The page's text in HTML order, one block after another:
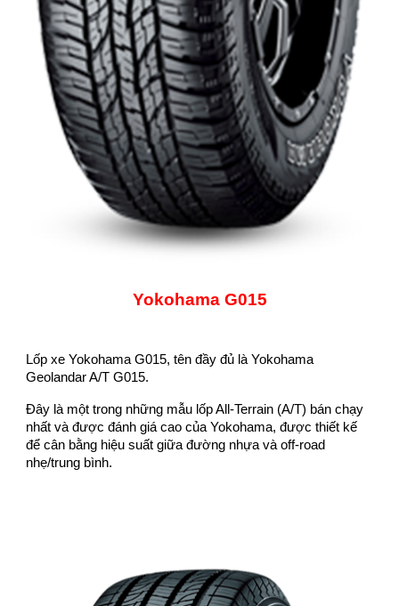
Yokohama G015
Lốp xe Yokohama G015, tên đầy đủ là Yokohama
Geolandar A/T G015.
Đây là một trong những mẫu lốp All-Terrain (A/T) bán chạy
nhất và được đánh giá cao của Yokohama, được thiết kế
để cân bằng hiệu suất giữa đường nhựa và off-road
nhẹ/trung bình.